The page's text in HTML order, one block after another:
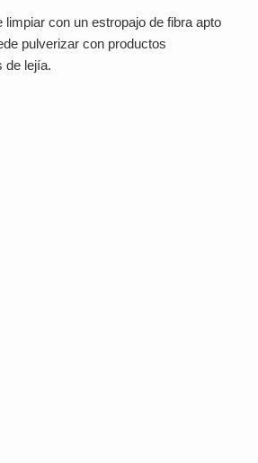
limpiar con un estropajo de fibra apto
pulverizar con productos
de lejía.